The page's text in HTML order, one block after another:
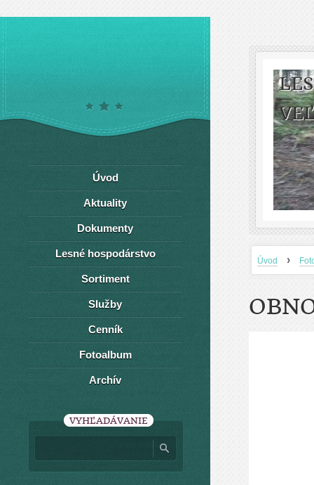
Úvod ›
Úvod
Aktuality
Dokumenty
Lesné hospodárstvo
Sortiment
Služby
Cenník
Fotoalbum
Archív
VYHĽADÁVANIE